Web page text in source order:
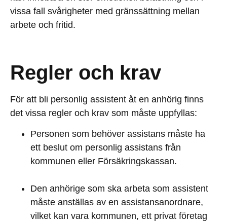
vissa fall svårigheter med gränssättning mellan
arbete och fritid.
Regler och krav
För att bli personlig assistent åt en anhörig finns
det vissa regler och krav som måste uppfyllas:
Personen som behöver assistans måste ha
ett beslut om personlig assistans från
kommunen eller Försäkringskassan.
Den anhörige som ska arbeta som assistent
måste anställas av en assistansanordnare,
vilket kan vara kommunen, ett privat företag